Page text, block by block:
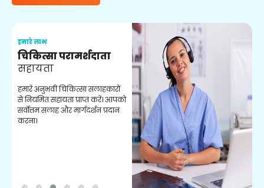
हमारे लाभ
चिकित्सा परामर्शदाता
सहायता
हमारे अनुभवी चिकित्सा सलाहकारों
से नियमित सहायता प्राप्त करें। आपको
सर्वोत्तम सलाह और मार्गदर्शन प्रदान
करना।